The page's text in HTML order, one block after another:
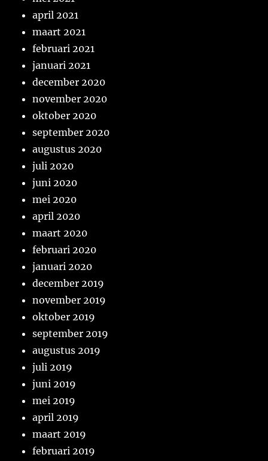
april 2021
maart 2021
februari 2021
januari 2021
december 2020
november 2020
oktober 2020
september 2020
augustus 2020
juli 2020
juni 2020
mei 2020
april 2020
maart 2020
februari 2020
januari 2020
december 2019
november 2019
oktober 2019
september 2019
augustus 2019
juli 2019
juni 2019
mei 2019
april 2019
maart 2019
februari 2019